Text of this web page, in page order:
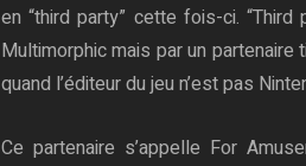
en “third party” cette fois-ci.
Multimorphic mais par un
quand l’éditeur du jeu n’est pas
Ce partenaire s’appelle For